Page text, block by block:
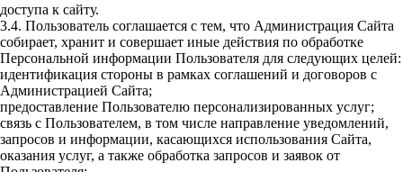
доступа к сайту.
3.4. Пользователь соглашается с тем, что Администрация Сайта
собирает, хранит и совершает иные действия по обработке
Персональной информации Пользователя для следующих целей:
идентификация стороны в рамках соглашений и договоров с
Администрацией Сайта;
предоставление Пользователю персонализированных услуг;
связь с Пользователем, в том числе направление уведомлений,
запросов и информации, касающихся использования Сайта,
оказания услуг, а также обработка запросов и заявок от